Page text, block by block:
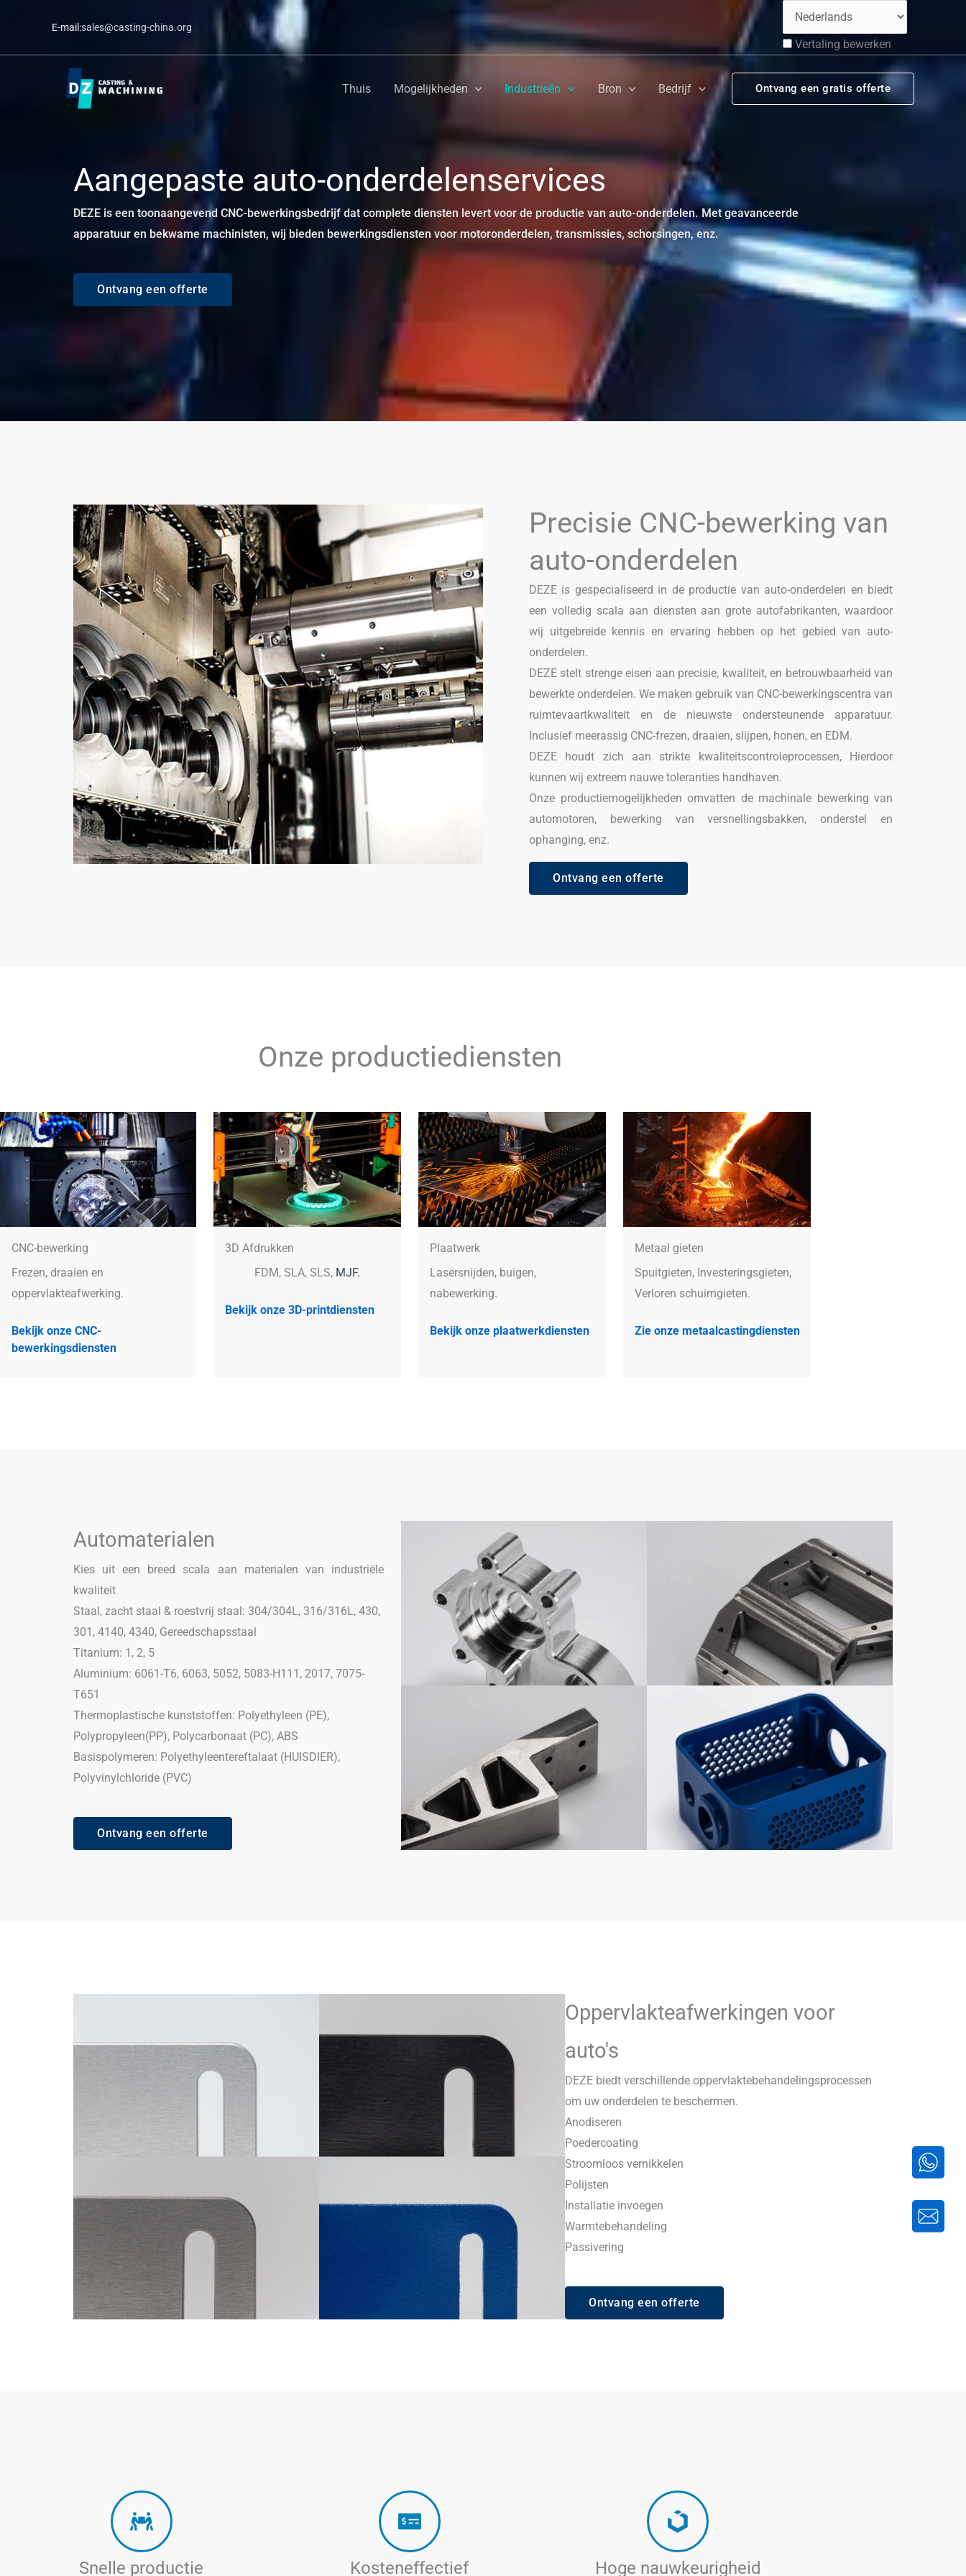
de
E-mail:sales@casting-china.org
Vertaling bewerken
Thuis Mogelijkheden Industrieën Bron Bedrijf Ontvang een gratis offerte
Aangepaste auto-onderdelenservices
DEZE is een toonaangevend CNC-bewerkingsbedrijf dat complete diensten levert voor de productie van auto-onderdelen. Met geavanceerde
apparatuur en bekwame machinisten, wij bieden bewerkingsdiensten voor motoronderdelen, transmissies, schorsingen, enz.
Ontvang een offerte
Precisie CNC-bewerking van
auto-onderdelen
DEZE is gespecialiseerd in de productie van auto-onderdelen en biedt
een volledig scala aan diensten aan grote autofabrikanten, waardoor
wij uitgebreide kennis en ervaring hebben op het gebied van auto-
onderdelen.
DEZE stelt strenge eisen aan precisie, kwaliteit, en betrouwbaarheid van
bewerkte onderdelen. We maken gebruik van CNC-bewerkingscentra van
ruimtevaartkwaliteit en de nieuwste ondersteunende apparatuur.
Inclusief meerassig CNC-frezen, draaien, slijpen, honen, en EDM.
DEZE houdt zich aan strikte kwaliteitscontroleprocessen, Hierdoor
kunnen wij extreem nauwe toleranties handhaven.
Onze productiemogelijkheden omvatten de machinale bewerking van
automotoren, bewerking van versnellingsbakken, onderstel en
ophanging, enz.
Ontvang een offerte
Onze productiediensten
CNC-bewerking
Frezen, draaien en
oppervlakteafwerking.
Bekijk onze CNC-
bewerkingsdiensten
3D Afdrukken
FDM, SLA, SLS, MJF.
Bekijk onze 3D-printdiensten
Plaatwerk
Lasersnijden, buigen,
nabewerking.
Bekijk onze plaatwerkdiensten
Metaal gieten
Spuitgieten, Investeringsgieten,
Verloren schuimgieten.
Zie onze metaalcastingdiensten
Automaterialen
Kies uit een breed scala aan materialen van industriële
kwaliteit
Staal, zacht staal & roestvrij staal: 304/304L, 316/316L, 430,
301, 4140, 4340, Gereedschapsstaal
Titanium: 1, 2, 5
Aluminium: 6061-T6, 6063, 5052, 5083-H111, 2017, 7075-
T651
Thermoplastische kunststoffen: Polyethyleen (PE),
Polypropyleen(PP), Polycarbonaat (PC), ABS
Basispolymeren: Polyethyleentereftalaat (HUISDIER),
Polyvinylchloride (PVC)
Ontvang een offerte
Oppervlakteafwerkingen voor
auto's
DEZE biedt verschillende oppervlaktebehandelingsprocessen
om uw onderdelen te beschermen.
Anodiseren
Poedercoating
Stroomloos vernikkelen
Polijsten
Installatie invoegen
Warmtebehandeling
Passivering
Ontvang een offerte
Snelle productie Kosteneffectief Hoge nauwkeurigheid